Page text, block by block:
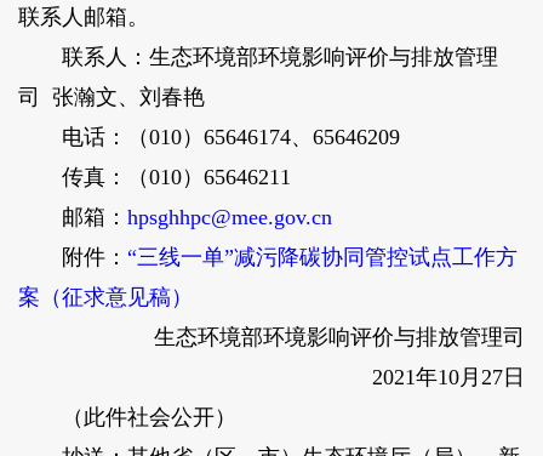
联系人邮箱。
联系人：生态环境部环境影响评价与排放管理
司 张瀚文、刘春艳
电话：（010）65646174、65646209
传真：（010）65646211
邮箱： hpsghhpc@mee.gov.cn
附件： “三线一单”减污降碳协同管控试点工作方
案（征求意见稿）
生态环境部环境影响评价与排放管理司
2021年10月27日
（此件社会公开）